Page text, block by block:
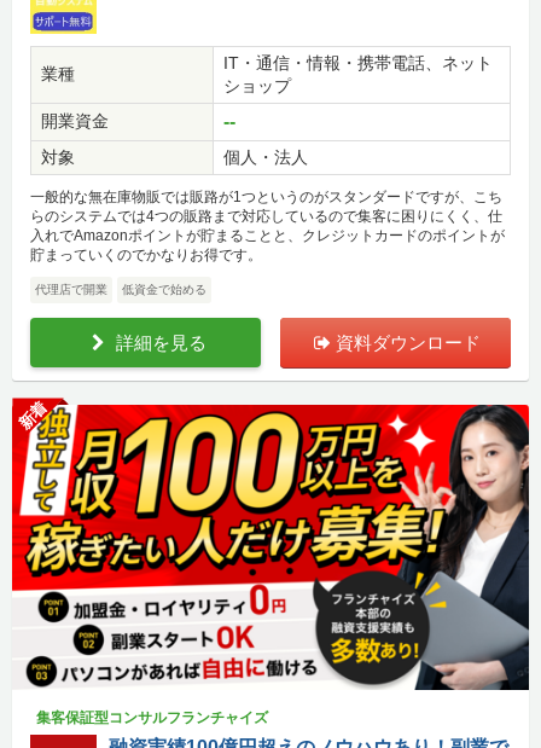
業種
IT・通信・情報・携帯電話、ネット
ショップ
開業資金
--
対象 個人・法人
一般的な無在庫物販では販路が1つというのがスタンダードですが、こち
らのシステムでは4つの販路まで対応しているので集客に困りにくく、仕
入れでAmazonポイントが貯まることと、クレジットカードのポイントが
貯まっていくのでかなりお得です。
代理店で開業 低資金で始める
詳細を見る 資料ダウンロード
新着
集客保証型コンサルフランチャイズ